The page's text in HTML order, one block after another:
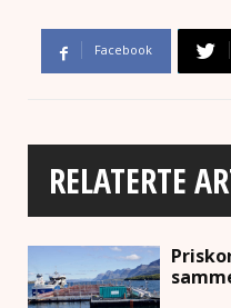
Facebook
RELATERTE